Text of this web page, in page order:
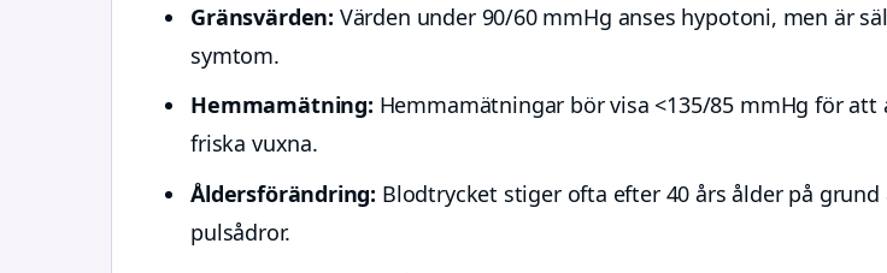
Gränsvärden: Värden under 90/60 mmHg anses hypotoni, men är
symtom.
Hemmamätning: Hemmamätningar bör visa <135/85 mmHg för att
friska vuxna.
Åldersförändring: Blodtrycket stiger ofta efter 40 års ålder på grund
pulsådror.